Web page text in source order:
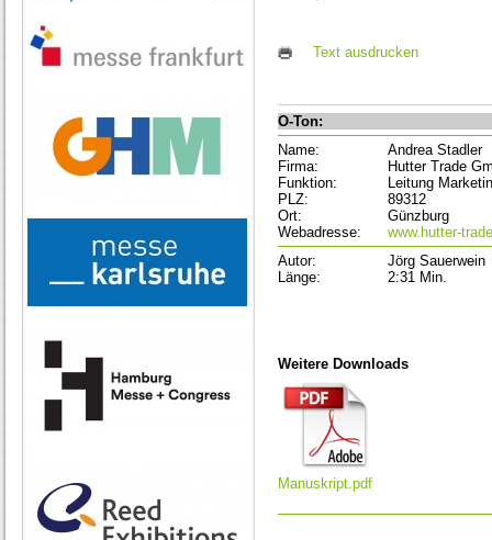
Text ausdrucken
O-Ton:
Name:
Andrea Stadler
Firma:
Hutter Trade
Funktion:
Leitung
PLZ:
89312
Ort:
Günzburg
Webadresse:
www.hutter-
Autor:
Jörg Sauerwein
Länge:
2:31 Min.
Weitere Downloads
Manuskript.pdf